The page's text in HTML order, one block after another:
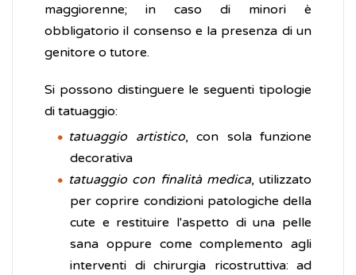
maggiorenne; in caso di minori è
obbligatorio il consenso e la presenza di un
genitore o tutore.
Si possono distinguere le seguenti tipologie
di tatuaggio:
tatuaggio artistico, con sola funzione
decorativa
tatuaggio con finalità medica, utilizzato
per coprire condizioni patologiche della
cute e restituire l'aspetto di una pelle
sana oppure come complemento agli
interventi di chirurgia ricostruttiva: ad